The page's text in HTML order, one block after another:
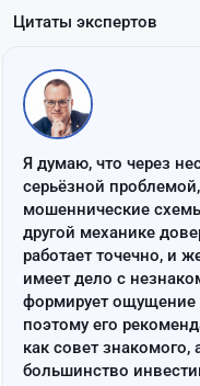
Цитаты экспертов
Я думаю, что через
серьёзной
мошеннические
другой механике
работает точечно, и
имеет дело с
формирует ощущение
поэтому его
как совет
большинство